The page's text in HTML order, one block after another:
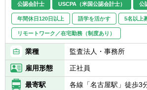
■グループ全体の資金効
務戦略の立案・実行
・資本効率・キャッシュ
た施策検討
・事業拡大に必要となる
の立案
■その他、経営企画／管
公認会計士 USCPA（米国公認会計士） 公
年間休日120日以上 語学を活かす 5名以上
リモートワーク／在宅勤務（制度あり）
業種 監査法人・事務所
雇用形態 正社員
最寄駅 各線「名古屋駅」徒歩3